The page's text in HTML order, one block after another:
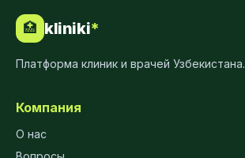
🏥 kliniki*
Платформа клиник и врачей Узбекистана.
Компания
О нас